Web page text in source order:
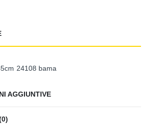
24108 bama
AGGIUNTIVE